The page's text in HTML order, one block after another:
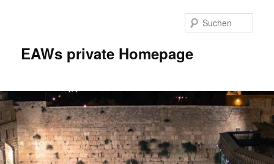
EAWs private Homepage